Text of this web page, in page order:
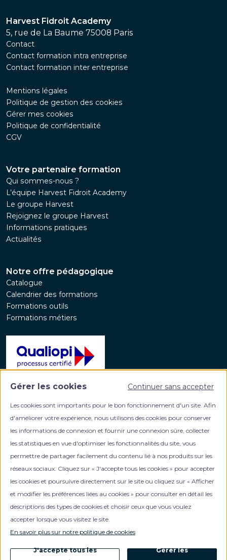
Harvest Fidroit Academy
5, rue de La Baume 75008 Paris
Contact
Contact formation intra entreprise
Contact formation inter entreprise
Mentions légales
Politique de gestion des cookies
Gérer mes cookies
Politique de confidentialité
CGV
Votre partenaire formation
Qui sommes-nous ?
L’équipe Harvest Fidroit Academy
Le groupe Harvest
Rejoignez le groupe Harvest
Informations pratiques
Actualités
Notre offre pédagogique
Catalogue
Calendrier des formations
Formations outils
Formations métiers
catégorie d'action suivante :
ACTIONS DE FORMATION
Votre partenaire formation en gestion de patrimoine
NOUS CONTACTER
Gérer les cookies Continuer sans accepter
Les cookies sont importants pour le bon fonctionnement d'un site. Afin
d'améliorer votre expérience, nous utilisons des cookies pour conserver
les informations de connexion et fournir une connexion sûre, collecter
les statistiques en vue d'optimiser les fonctionnalités du site, vous
permettre de partager facilement du contenu lié à nos produits sur les
réseaux sociaux. Cliquez sur « J'accepte tous les cookies » pour accepter
les cookies et poursuivre directement sur le site ou cliquez sur « Afficher
et modifier les préférences liées au cookies » pour consulter en détail les
descriptions des types de cookies et choisir ceux que vous voulez
accepter lorsque vous visitez le site.
En savoir plus sur notre politique de cookies
J'accepte tous les
Gérer les